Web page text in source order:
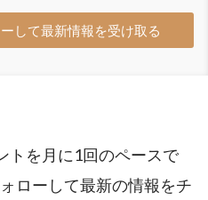
して最新情報を受け取る
トを月に1回のペースで
ローして最新の情報をチ